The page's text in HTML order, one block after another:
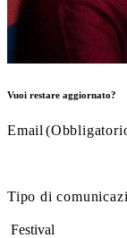
Vuoi restare aggiornato?
Email
Tipo di